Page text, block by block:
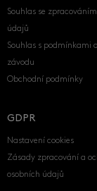
Souhlas se
údajů
Souhlas s podmínkami
závodu
Obchodní podmínky
GDPR
Nastavení cookies
Zásady zpracování a
osobních údajů